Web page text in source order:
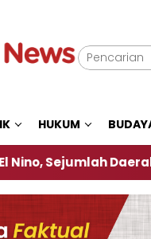
HUKUM
Daerah di